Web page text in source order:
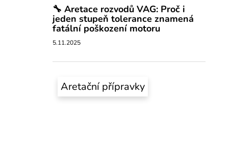
🔧 Aretace rozvodů VAG: Proč i
jeden stupeň tolerance znamená
fatální poškození motoru
5.11.2025
Aretační přípravky